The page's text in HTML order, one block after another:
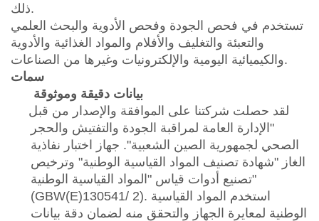
ذلك.
تستخدم في فحص الجودة وفحص الأدوية والبحث العلمي
والتعبئة والتغليف والأفلام والمواد الغذائية والأدوية
والكيميائية اليومية والإلكترونيات وغيرها من الصناعات.
سمات
بيانات دقيقة وموثوقة
"الإدارة العامة لمراقبة الجودة والتفتيش والحجر
الصحي لجمهورية الصين الشعبية". جهاز اختبار نفاذية
الغاز "شهادة تصنيف المواد القياسية الوطنية" وترخيص
تصنيع أدوات قياس "المواد القياسية الوطنية"
(GBW(E)130541/ 2). استخدم المواد القياسية
الوطنية لمعايرة الجهاز والتحقق منه لضمان دقة بيانات